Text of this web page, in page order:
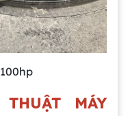
MÁY